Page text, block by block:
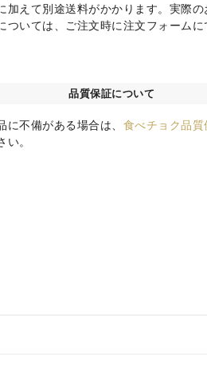
加えて別途送料がかかります。実際の
ついては、ご注文時に注文フォーム
品質保証について
に不備がある場合は、 食べチョク品質
い。